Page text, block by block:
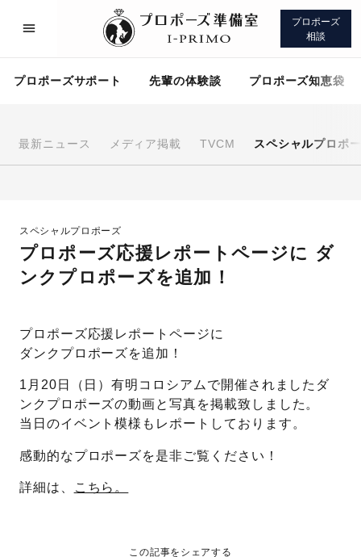
プロポーズ
相談
プロポーズサポート 先輩の体験談 プロポーズ知恵袋
最新ニュース メディア掲載 TVCM スペシャルプロポ
スペシャルプロポーズ
プロポーズ応援レポートページに ダ
ンクプロポーズを追加！
プロポーズ応援レポートページに
ダンクプロポーズを追加！
1月20日（日）有明コロシアムで開催されましたダ
ンクプロポーズの動画と写真を掲載致しました。
当日のイベント模様もレポートしております。
感動的なプロポーズを是非ご覧ください！
詳細は、 こちら。
この記事をシェアする
プロポーズサポート 先輩の体験談
プロポーズ知恵袋
プロポーズサポート
プロポーズサポートの流れ
スペシャルプロポーズイベント
先輩の体験談
プロポーズ知恵袋